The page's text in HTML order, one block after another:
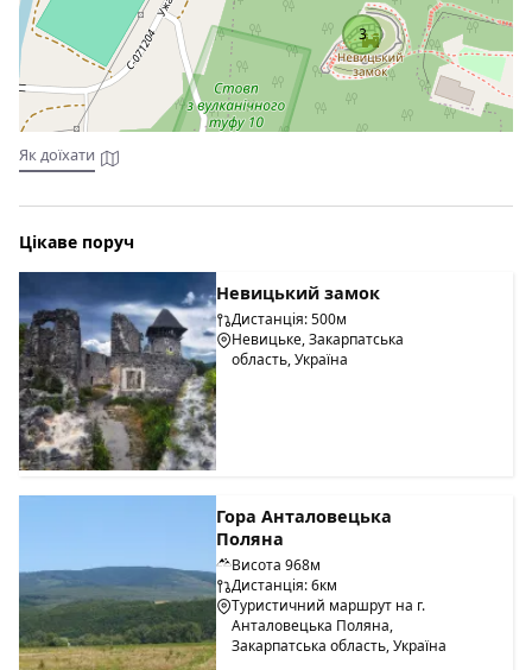
готелю є ресторан.
3
Як доїхати
Цікаве поруч
Невицький замок
Дистанція: 500м
Невицьке, Закарпатська
область, Україна
Гора Анталовецька
Поляна
Висота 968м
Дистанція: 6км
Туристичний маршрут на г.
Анталовецька Поляна,
Закарпатська область, Україна